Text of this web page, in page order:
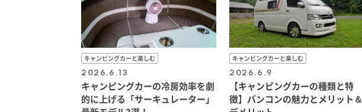
キャンピングカーと楽しむ
2026.6.13
キャンピングカーの冷房効率を劇
的に上げる「サーキュレーター」
キャンピングカーと楽しむ
2026.6.9
【キャンピングカーの種類と特
徴】バンコンの魅力とメリット＆